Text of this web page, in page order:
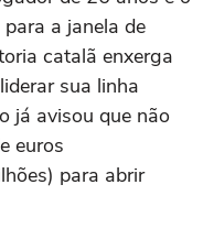
a janela de
catalã enxerga
sua linha
já avisou que não
euros
para abrir